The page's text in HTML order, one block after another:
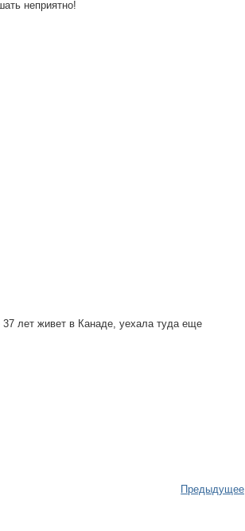
неприятно!
лет живет в Канаде, уехала туда еще
Предыдущее